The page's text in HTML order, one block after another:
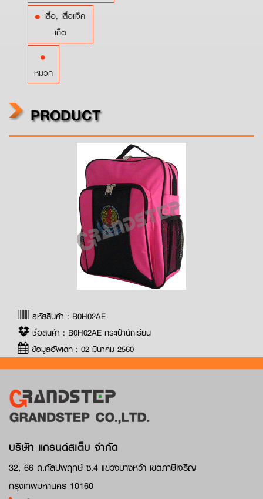
เสื้อ, เสื้อแจ็ค
เก็ต
หมวก
PRODUCT
รหัสสินค้า : B0H02AE
ชื่อสินค้า : B0H02AE กระเป๋านักเรียน
ข้อมูลอัพเดท : 02 มีนาคม 2560
บริษัท แกรนด์สเต็บ จำกัด
32, 66 ถ.กัลปพฤกษ์ ซ.4 แขวงบางหว้า เขตภาษีเจริญ
กรุงเทพมหานคร 10160